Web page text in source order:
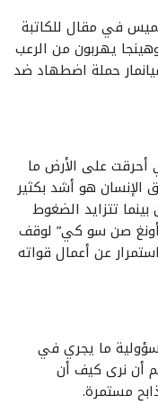
في مقال للكاتبة
يهربون من الرعب
حملة اضطهاد ضد
أحرقت على الأرض ما
الإنسان هو أشد بكثير
تتزايد الضغوط
“أونغ صن سو كي” لوقف
عن أعمال قواته
ما يجري في
أن نرى كيف أن
مستمرة.